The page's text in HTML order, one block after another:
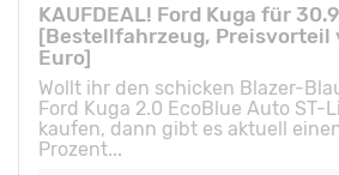
KAUFDEAL! Ford Kuga für
[Bestellfahrzeug, Preisvorteil
Euro]
Wollt ihr den schicken Blazer-
Ford Kuga 2.0 EcoBlue Auto ST-
kaufen, dann gibt es aktuell
Prozent...